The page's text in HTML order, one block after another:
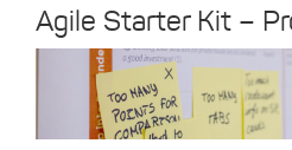
Agile Starter Kit –